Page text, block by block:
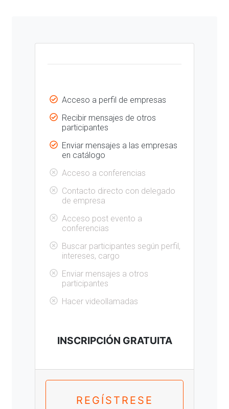
Acceso a perfil de empresas
Recibir mensajes de otros
participantes
Enviar mensajes a las empresas
en catálogo
Acceso a conferencias
Contacto directo con delegado
de empresa
Acceso post evento a
conferencias
Buscar participantes según perfil,
intereses, cargo
Enviar mensajes a otros
participantes
Hacer videollamadas
INSCRIPCIÓN GRATUITA
REGÍSTRESE